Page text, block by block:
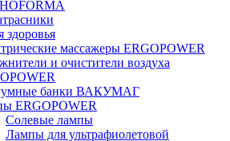
здоровья
массажеры ERGOPOWER
и очистители воздуха
банки ВАКУМАГ
ERGOPOWER
Солевые лампы
Лампы для ультрафиолетовой